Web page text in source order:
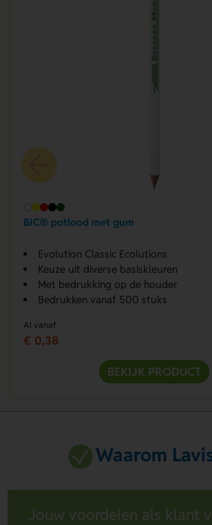
BIC® potlood met gum
Evolution Classic Ecolutions
Keuze uit diverse basiskleuren
Met bedrukking op de houder
Bedrukken vanaf 500 stuks
Al vanaf
€ 0,38
BEKIJK PRODUCT
Waarom
Jouw voordelen als klant